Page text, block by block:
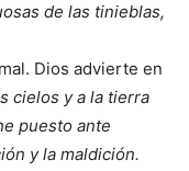
de las tinieblas,
Dios advierte en
cielos y a la tierra
puesto ante
y la maldición.